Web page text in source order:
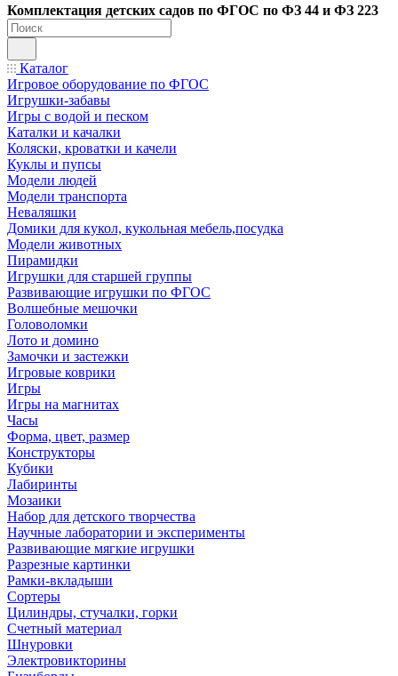
Комплектация детских садов по ФГОC по ФЗ 44 и ФЗ 223
Каталог
Игровое оборудование по ФГОС
Игрушки-забавы
Игры с водой и песком
Каталки и качалки
Коляски, кроватки и качели
Куклы и пупсы
Модели людей
Модели транспорта
Неваляшки
Домики для кукол, кукольная мебель,посудка
Модели животных
Пирамидки
Игрушки для старшей группы
Развивающие игрушки по ФГОС
Волшебные мешочки
Головоломки
Лото и домино
Замочки и застежки
Игровые коврики
Игры
Игры на магнитах
Часы
Форма, цвет, размер
Конструкторы
Кубики
Лабиринты
Мозаики
Набор для детского творчества
Научные лаборатории и эксперименты
Развивающие мягкие игрушки
Разрезные картинки
Рамки-вкладыши
Сортеры
Цилиндры, стучалки, горки
Счетный материал
Шнуровки
Электровикторины